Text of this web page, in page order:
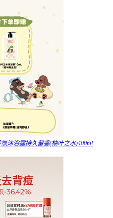
沐浴露持久留香(柚叶之水)400ml